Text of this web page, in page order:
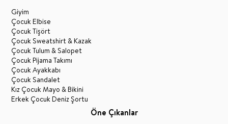
Giyim
Çocuk Elbise
Çocuk Tişört
Çocuk Sweatshirt & Kazak
Çocuk Tulum & Salopet
Çocuk Pijama Takımı
Çocuk Ayakkabı
Çocuk Sandalet
Kız Çocuk Mayo & Bikini
Erkek Çocuk Deniz Şortu
Öne Çıkanlar